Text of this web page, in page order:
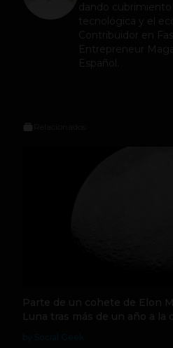
dando
tecnológica y el
Contribuidor en
Entrepreneur
Español.
Parte de un cohete de Elon
Luna tras más de un año a la